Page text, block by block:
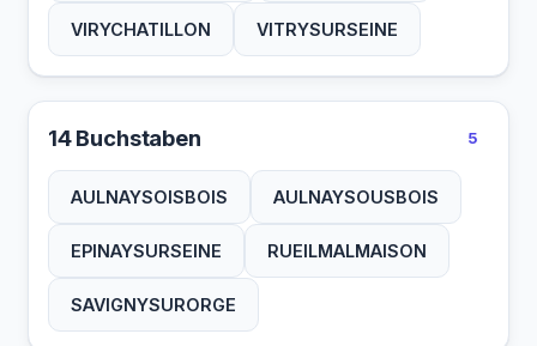
VIRYCHATILLON VITRYSURSEINE
14 Buchstaben 5
AULNAYSOISBOIS AULNAYSOUSBOIS
EPINAYSURSEINE RUEILMALMAISON
SAVIGNYSURORGE